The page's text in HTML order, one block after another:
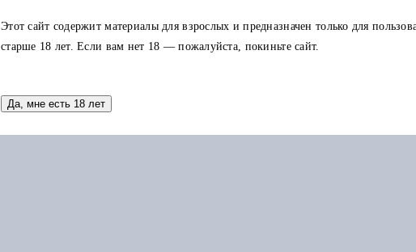
Этот сайт содержит материалы для взрослых и предназначен только для
старше 18 лет. Если вам нет 18 — пожалуйста, покиньте сайт.
Да, мне есть 18 лет